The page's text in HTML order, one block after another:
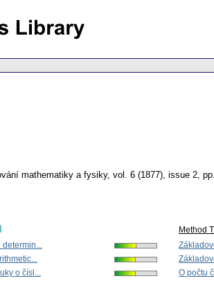
mathematiky a fysiky, vol. 6 (1877), issue 2,
determin...
o čísl...
Method
O počtu